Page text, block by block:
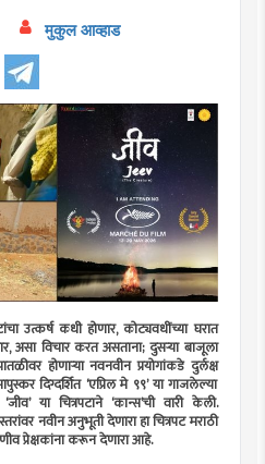
मुकुल आव्हाड
उत्कर्ष कधी होणार, कोट्यवधींच्या घरात
असा विचार करत असताना; दुसर्‍या बाजूला
होणार्‍या नवनवीन प्रयोगांकडे दुर्लक्ष
दिग्दर्शित ‘एप्रिल मे ९९’ या गाजलेल्या
या चित्रपटाने ‘कान्स’ची वारी केली.
नवीन अनुभूती देणारा हा चित्रपट मराठी
प्रेक्षकांना करून देणारा आहे.